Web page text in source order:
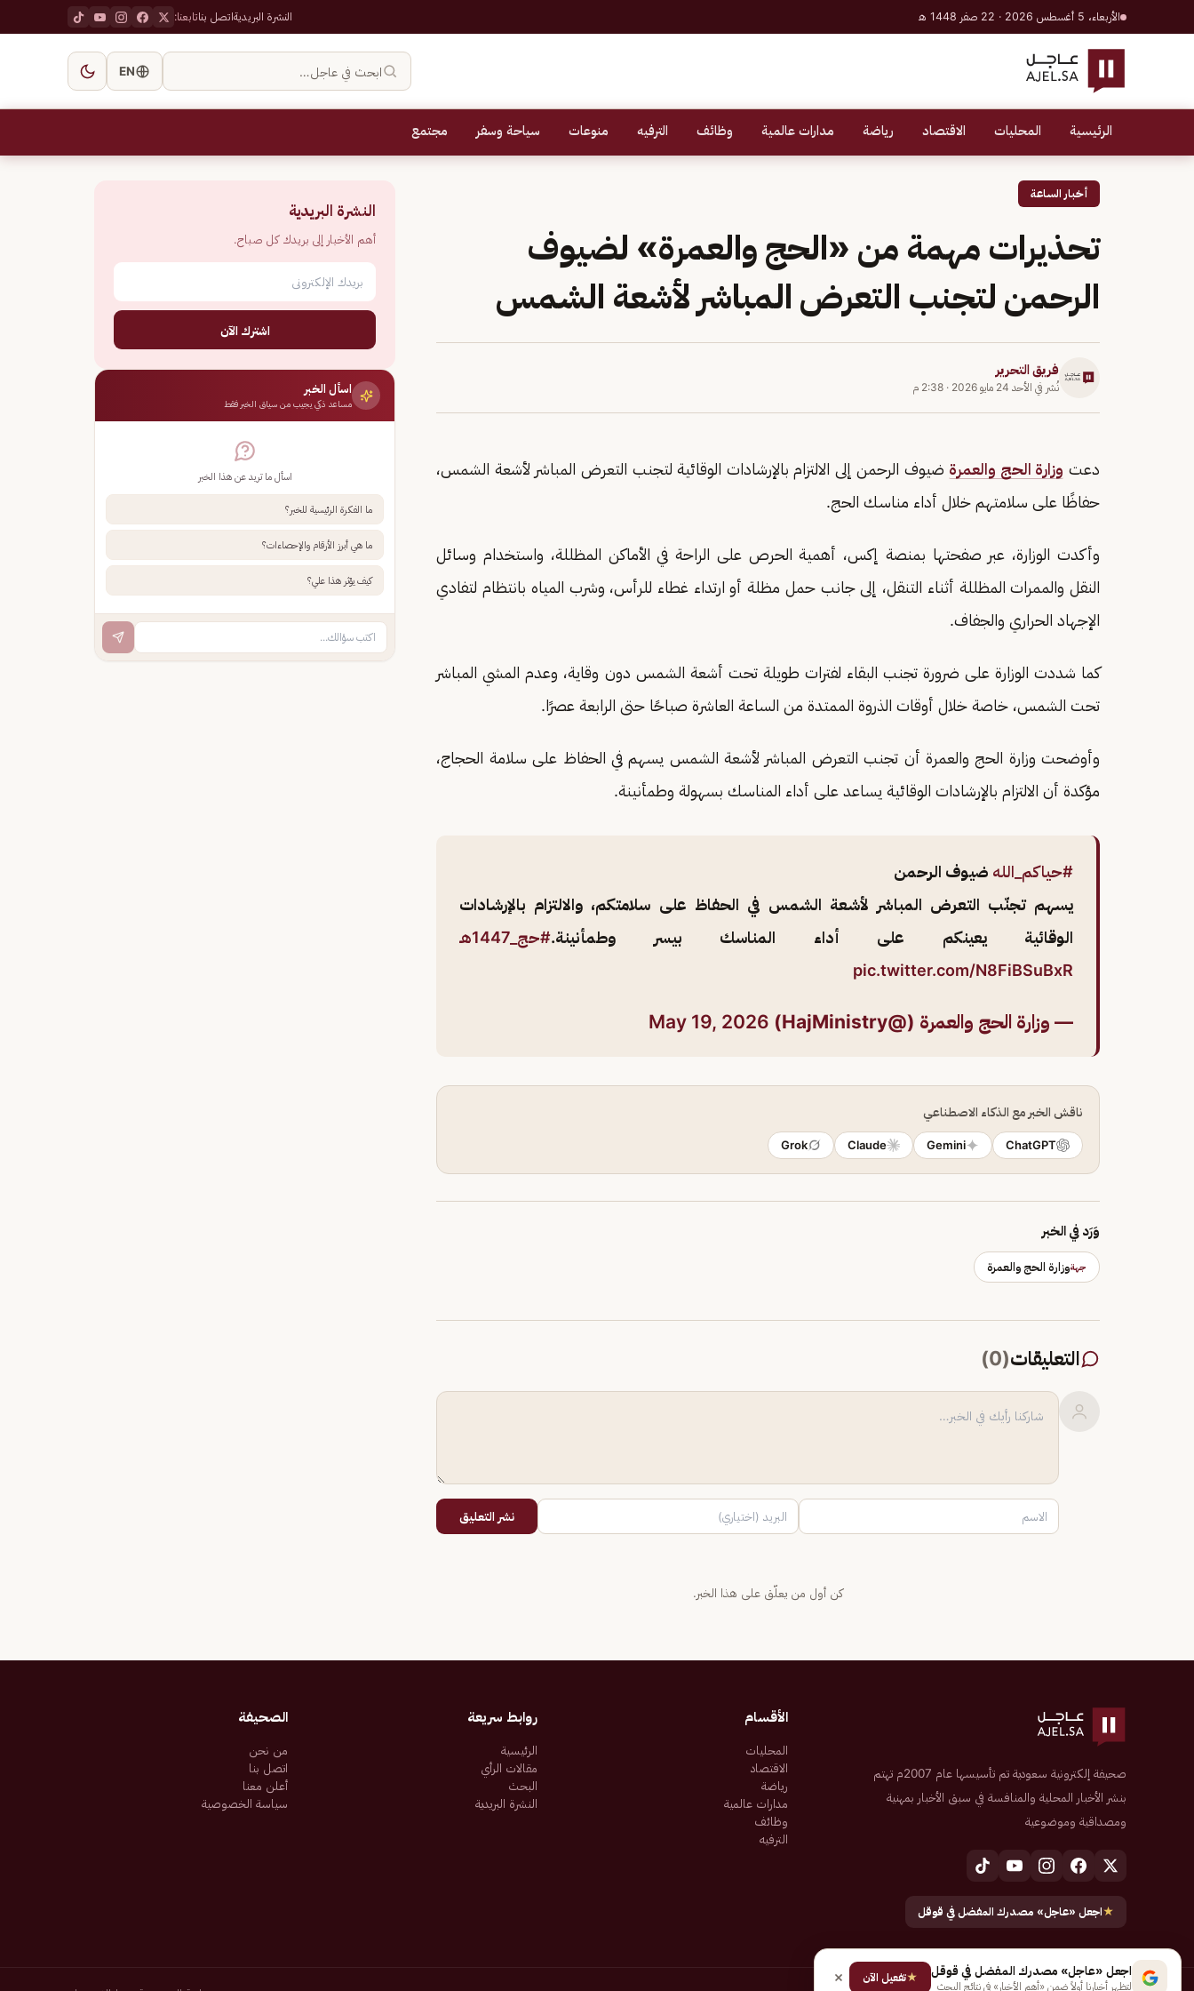
الأربعاء، 5 أغسطس 2026 · 22 صفر 1448 هـ النشرة البريديةاتصل بناتابعنا:
ابحث في عاجل… EN
الرئيسية المحليات الاقتصاد رياضة مدارات عالمية وظائف الترفيه منوعات سياحة وسفر مجتمع
أخبار الساعة
تحذيرات مهمة من «الحج والعمرة» لضيوف
الرحمن لتجنب التعرض المباشر لأشعة الشمس
فريق التحرير
نُشر في الأحد 24 مايو 2026 · 2:38 م
دعت وزارة الحج والعمرة ضيوف الرحمن إلى الالتزام بالإرشادات الوقائية لتجنب التعرض المباشر لأشعة الشمس،
حفاظًا على سلامتهم خلال أداء مناسك الحج.
وأكدت الوزارة، عبر صفحتها بمنصة إكس، أهمية الحرص على الراحة في الأماكن المظللة، واستخدام وسائل
النقل والممرات المظللة أثناء التنقل، إلى جانب حمل مظلة أو ارتداء غطاء للرأس، وشرب المياه بانتظام لتفادي
الإجهاد الحراري والجفاف.
كما شددت الوزارة على ضرورة تجنب البقاء لفترات طويلة تحت أشعة الشمس دون وقاية، وعدم المشي المباشر
تحت الشمس، خاصة خلال أوقات الذروة الممتدة من الساعة العاشرة صباحًا حتى الرابعة عصرًا.
وأوضحت وزارة الحج والعمرة أن تجنب التعرض المباشر لأشعة الشمس يسهم في الحفاظ على سلامة الحجاج،
مؤكدة أن الالتزام بالإرشادات الوقائية يساعد على أداء المناسك بسهولة وطمأنينة.
#حياكم_الله ضيوف الرحمن
يسهم تجنّب التعرض المباشر لأشعة الشمس في الحفاظ على سلامتكم، والالتزام بالإرشادات
الوقائية يعينكم على أداء المناسك بيسر وطمأنينة.#حج_1447هـ
pic.twitter.com/N8FiBSuBxR
— وزارة الحج والعمرة (@HajMinistry) May 19, 2026
ناقش الخبر مع الذكاء الاصطناعي
ChatGPT
Gemini
Claude
Grok
وَرَد في الخبر
جهةوزارة الحج والعمرة
التعليقات(
0
)
نشر التعليق
كن أول من يعلّق على هذا الخبر.
النشرة البريدية
أهم الأخبار إلى بريدك كل صباح.
اشترك الآن
اسأل الخبر
مساعد ذكي يجيب من سياق الخبر فقط
اسأل ما تريد عن هذا الخبر
ما الفكرة الرئيسية للخبر؟
ما هي أبرز الأرقام والإحصاءات؟
كيف يؤثر هذا علي؟
صحيفة إلكترونية سعودية تم تأسيسها عام 2007م تهتم
بنشر الأخبار المحلية والمنافسة في سبق الأخبار بمهنية
ومصداقية وموضوعية
★اجعل «عاجل» مصدرك المفضل في قوقل
الأقسام
المحليات
الاقتصاد
رياضة
مدارات عالمية
وظائف
الترفيه
روابط سريعة
الرئيسية
مقالات الرأي
البحث
النشرة البريدية
الصحيفة
من نحن
اتصل بنا
أعلن معنا
سياسة الخصوصية
اجعل «عاجل» مصدرك المفضل في قوقل
لتظهر أخبارنا أولاً ضمن «أهم الأخبار» في نتائج البحث
★تفعيل الآن